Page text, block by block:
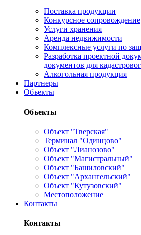
Поставка продукции
Конкурсное сопровождение
Услуги хранения
Аренда недвижимости
Комплексные услуги по
Разработка проектной
документов для
Алкогольная продукция
Партнеры
Объекты
Объекты
Объект "Тверская"
Терминал "Одинцово"
Объект "Лианозово"
Объект "Магистральный"
Объект "Башиловский"
Объект "Архангельский"
Объект "Кутузовский"
Местоположение
Контакты
Контакты